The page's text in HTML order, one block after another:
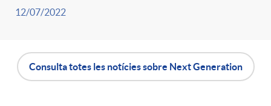
12/07/2022
B
Consulta totes les notícies sobre Next Generation